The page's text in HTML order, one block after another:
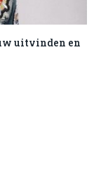
uitvinden en